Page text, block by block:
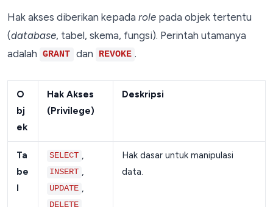
Hak akses diberikan kepada role pada objek tertentu
(database, tabel, skema, fungsi). Perintah utamanya
adalah GRANT dan REVOKE .
O
bj
ek
Hak Akses
(Privilege)
Deskripsi
Ta
be
l
SELECT
INSERT
UPDATE
Hak dasar untuk manipulasi
data.